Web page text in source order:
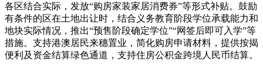
各区结合实际，发放“购房家装家居消费券”等形式补贴。鼓励
有条件的区在土地出让时，结合义务教育阶段学位承载能力和
地块实际情况，推出“预售阶段确定学位”“网签后即可入学”等
措施。支持港澳居民来穗置业，简化购房申请材料，提供按揭
便利及资金结算绿色通道，支持住房公积金跨境人民币结算。